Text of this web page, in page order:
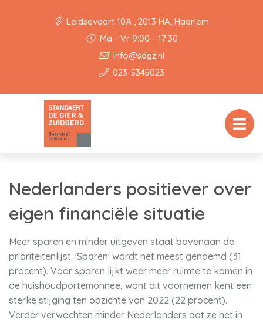
Leidsevaart 10A , 2013 HA, Haarlem
Ma - Vr 9:00 - 17:30
info@sdgz.nl
023-5345023
Nederlanders positiever over
eigen financiële situatie
Meer sparen en minder uitgeven staat bovenaan de
prioriteitenlijst. 'Sparen' wordt het meest genoemd (31
procent). Voor sparen lijkt weer meer ruimte te komen in
de huishoudportemonnee, want dit voornemen kent een
sterke stijging ten opzichte van 2022 (22 procent).
Verder verwachten minder Nederlanders dat ze het in